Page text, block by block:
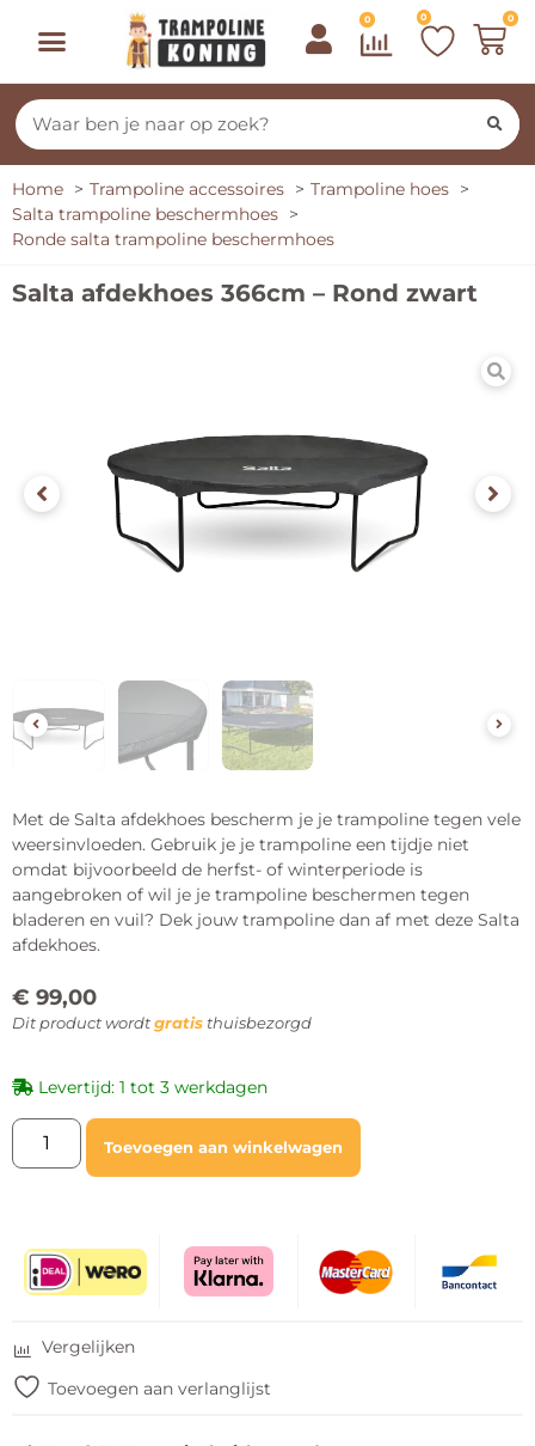
0 0 0
Home Trampoline accessoires
Trampoline hoes
Salta trampoline beschermhoes
Ronde salta trampoline beschermhoes
Salta afdekhoes 366cm – Rond zwart
Met de Salta afdekhoes bescherm je je trampoline tegen vele
weersinvloeden. Gebruik je je trampoline een tijdje niet
omdat bijvoorbeeld de herfst- of winterperiode is
aangebroken of wil je je trampoline beschermen tegen
bladeren en vuil? Dek jouw trampoline dan af met deze Salta
afdekhoes.
€ 99,00
Dit product wordt gratis thuisbezorgd
Levertijd: 1 tot 3 werkdagen
Toevoegen aan winkelwagen
Vergelijken
Toevoegen aan verlanglijst